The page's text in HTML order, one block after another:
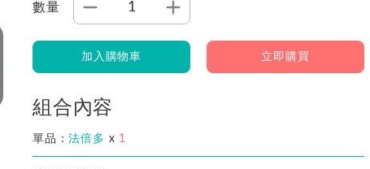
數量
加入購物車 立即購買
組合內容
單品：法倍多 x 1